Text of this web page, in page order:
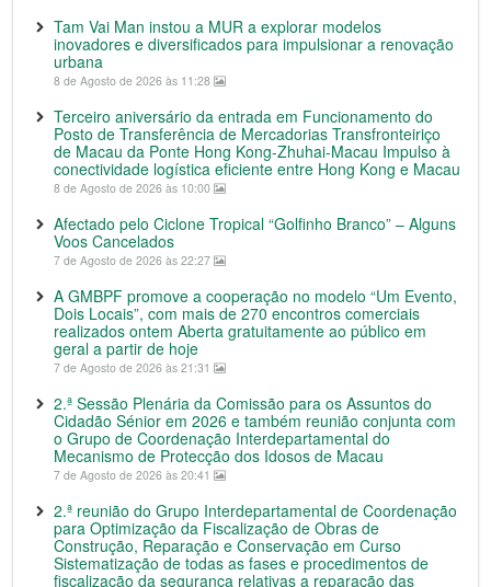
Tam Vai Man instou a MUR a explorar modelos
inovadores e diversificados para impulsionar a renovação
urbana
8 de Agosto de 2026 às 11:28
Terceiro aniversário da entrada em Funcionamento do
Posto de Transferência de Mercadorias Transfronteiriço
de Macau da Ponte Hong Kong-Zhuhai-Macau Impulso à
conectividade logística eficiente entre Hong Kong e Macau
8 de Agosto de 2026 às 10:00
Afectado pelo Ciclone Tropical “Golfinho Branco” – Alguns
Voos Cancelados
7 de Agosto de 2026 às 22:27
A GMBPF promove a cooperação no modelo “Um Evento,
Dois Locais”, com mais de 270 encontros comerciais
realizados ontem Aberta gratuitamente ao público em
geral a partir de hoje
7 de Agosto de 2026 às 21:31
2.ª Sessão Plenária da Comissão para os Assuntos do
Cidadão Sénior em 2026 e também reunião conjunta com
o Grupo de Coordenação Interdepartamental do
Mecanismo de Protecção dos Idosos de Macau
7 de Agosto de 2026 às 20:41
2.ª reunião do Grupo Interdepartamental de Coordenação
para Optimização da Fiscalização de Obras de
Construção, Reparação e Conservação em Curso
Sistematização de todas as fases e procedimentos de
fiscalização da segurança relativas a reparação das